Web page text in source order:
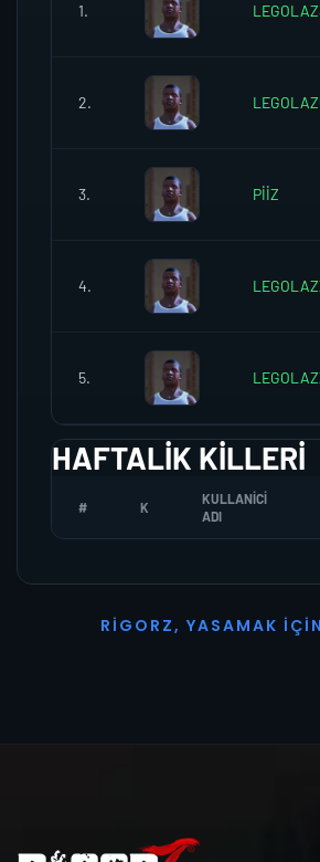
1.
2.
3. PİİZ
4.
5.
HAFTALIK KILLERI
# K
KULLANICI
ADI
R I G O R Z, YASAMAK İ ÇI N